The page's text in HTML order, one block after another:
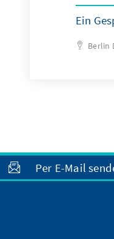
Ein
Berlin
Per E-Mail